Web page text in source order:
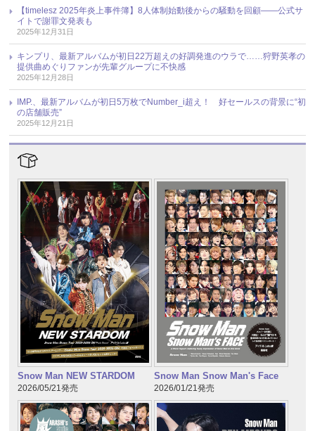
【timelesz 2025年炎上事件簿】8人体制始動後からの騒動を回顧――公式サ
イトで謝罪文発表も
2025年12月31日
キンプリ、最新アルバムが初日22万超えの好調発進のウラで……狩野英孝の
提供曲めぐりファンが先輩グループに不快感
2025年12月28日
IMP.、最新アルバムが初日5万枚でNumber_i超え！ 好セールスの背景に“初
の店舗販売”
2025年12月21日
Snow Man NEW STARDOM
2026/05/21発売
Snow Man Snow Man's Face
2026/01/21発売